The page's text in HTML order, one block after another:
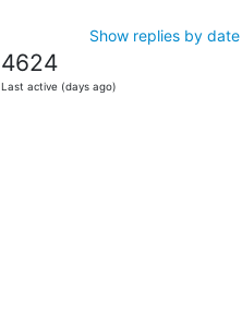
Show replies by date
4624
Last active (days ago)